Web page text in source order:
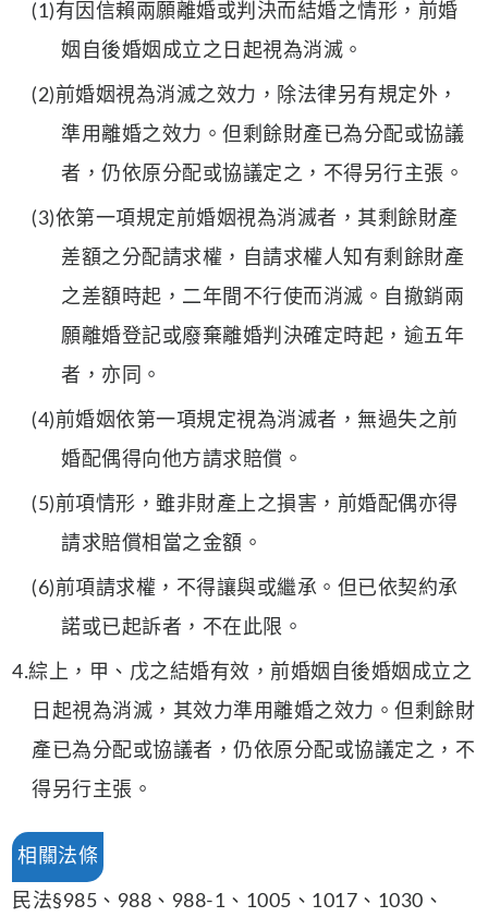
(1)有因信賴兩願離婚或判決而結婚之情形，前婚
姻自後婚姻成立之日起視為消滅。
(2)前婚姻視為消滅之效力，除法律另有規定外，
準用離婚之效力。但剩餘財產已為分配或協議
者，仍依原分配或協議定之，不得另行主張。
(3)依第一項規定前婚姻視為消滅者，其剩餘財產
差額之分配請求權，自請求權人知有剩餘財產
之差額時起，二年間不行使而消滅。自撤銷兩
願離婚登記或廢棄離婚判決確定時起，逾五年
者，亦同。
(4)前婚姻依第一項規定視為消滅者，無過失之前
婚配偶得向他方請求賠償。
(5)前項情形，雖非財產上之損害，前婚配偶亦得
請求賠償相當之金額。
(6)前項請求權，不得讓與或繼承。但已依契約承
諾或已起訴者，不在此限。
4.綜上，甲、戊之結婚有效，前婚姻自後婚姻成立之
日起視為消滅，其效力準用離婚之效力。但剩餘財
產已為分配或協議者，仍依原分配或協議定之，不
得另行主張。
相關法條
民法§985、988、988-1、1005、1017、1030、